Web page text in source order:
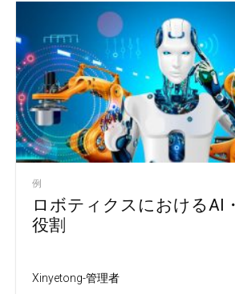
例
ロボティクスにおけるAI
役割
Xinyetong-管理者